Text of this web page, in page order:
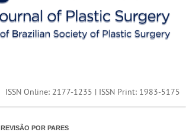
ISSN Online: 2177-1235 | ISSN Print: 1983-5175
REVISÃO POR PARES